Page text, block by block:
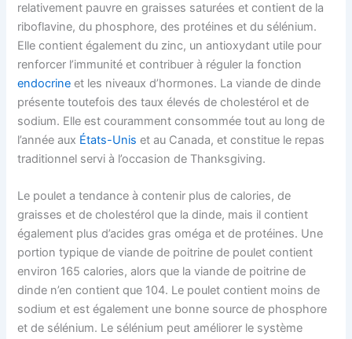
relativement pauvre en graisses saturées et contient de la
riboflavine, du phosphore, des protéines et du sélénium.
Elle contient également du zinc, un antioxydant utile pour
renforcer l’immunité et contribuer à réguler la fonction
endocrine et les niveaux d’hormones. La viande de dinde
présente toutefois des taux élevés de cholestérol et de
sodium. Elle est couramment consommée tout au long de
l’année aux États-Unis et au Canada, et constitue le repas
traditionnel servi à l’occasion de Thanksgiving.
Le poulet a tendance à contenir plus de calories, de
graisses et de cholestérol que la dinde, mais il contient
également plus d’acides gras oméga et de protéines. Une
portion typique de viande de poitrine de poulet contient
environ 165 calories, alors que la viande de poitrine de
dinde n’en contient que 104. Le poulet contient moins de
sodium et est également une bonne source de phosphore
et de sélénium. Le sélénium peut améliorer le système